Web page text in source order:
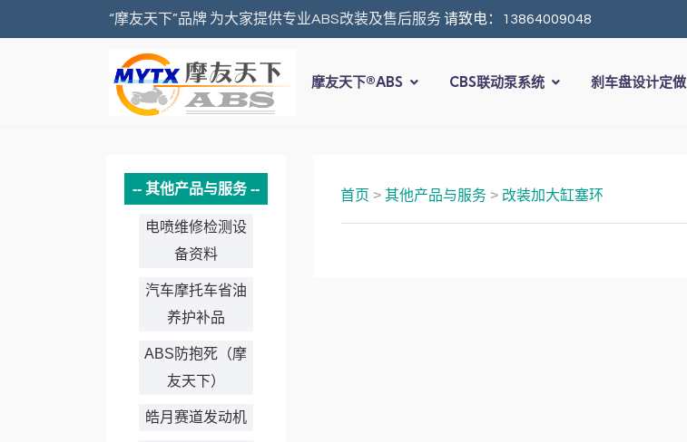
“摩友天下”品牌 为大家提供专业ABS改装及售后服务 请致电：13864009048
摩友天下®ABS CBS联动泵系统 刹车盘设计定做
其他产品与服务
电喷维修检测设
备资料
汽车摩托车省油
养护补品
ABS防抱死（摩
友天下）
皓月赛道发动机
首页 > 其他产品与服务 > 改装加大缸塞环